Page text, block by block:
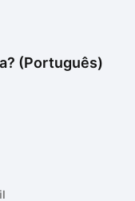
Ver mais
Ver mais
(Português)